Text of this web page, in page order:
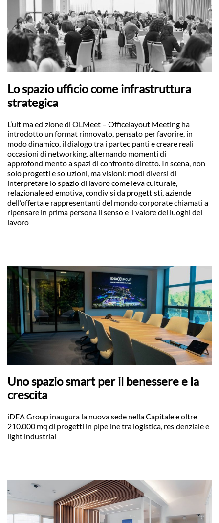
Lo spazio ufficio come infrastruttura
strategica
L’ultima edizione di OLMeet – Officelayout Meeting ha
introdotto un format rinnovato, pensato per favorire, in
modo dinamico, il dialogo tra i partecipanti e creare reali
occasioni di networking, alternando momenti di
approfondimento a spazi di confronto diretto. In scena, non
solo progetti e soluzioni, ma visioni: modi diversi di
interpretare lo spazio di lavoro come leva culturale,
relazionale ed emotiva, condivisi da progettisti, aziende
dell’offerta e rappresentanti del mondo corporate chiamati a
ripensare in prima persona il senso e il valore dei luoghi del
lavoro
Uno spazio smart per il benessere e la
crescita
iDEA Group inaugura la nuova sede nella Capitale e oltre
210.000 mq di progetti in pipeline tra logistica, residenziale e
light industrial